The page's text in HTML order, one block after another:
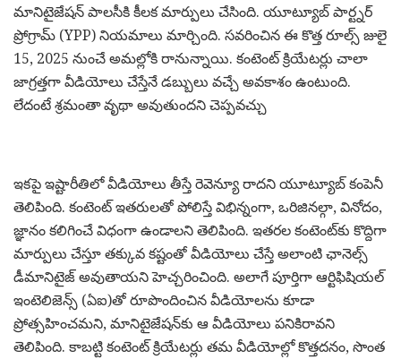
మానిటైజేషన్ పాలసీకి కీలక మార్పులు చేసింది. యూట్యూబ్ పార్ట్నర్
ప్రోగ్రామ్ (YPP) నియమాలు మార్చింది. సవరించిన ఈ కొత్త రూల్స్ జులై
15, 2025 నుంచే అమల్లోకి రానున్నాయి. కంటెంట్ క్రియేటర్లు చాలా
జాగ్రత్తగా వీడియోలు చేస్తేనే డబ్బులు వచ్చే అవకాశం ఉంటుంది.
లేదంటే శ్రమంతా వృథా అవుతుందని చెప్పవచ్చు
ఇకపై ఇష్టారీతిలో వీడియోలు తీస్తే రెవెన్యూ రాదని యూట్యూబ్ కంపెనీ
తెలిపింది. కంటెంట్ ఇతరులతో పోలిస్తే విభిన్నంగా, ఒరిజినల్గా, వినోదం,
జ్ఞానం కలిగించే విధంగా ఉండాలని తెలిపింది. ఇతరల కంటెంట్‌కు కొద్దిగా
మార్పులు చేస్తూ తక్కువ కష్టంతో వీడియోలు చేస్తే అలాంటి ఛానెల్స్
డీమానిటైజ్ అవుతాయని హెచ్చరించింది. అలాగే పూర్తిగా ఆర్టిఫిషియల్
ఇంటెలిజెన్స్ (ఏఐ)తో రూపొందించిన వీడియోలను కూడా
ప్రోత్సహించమని, మానిటైజేషన్‌కు ఆ వీడియోలు పనికిరావని
తెలిపింది. కాబట్టి కంటెంట్ క్రియేటర్లు తమ వీడియోల్లో కొత్తదనం, సొంత